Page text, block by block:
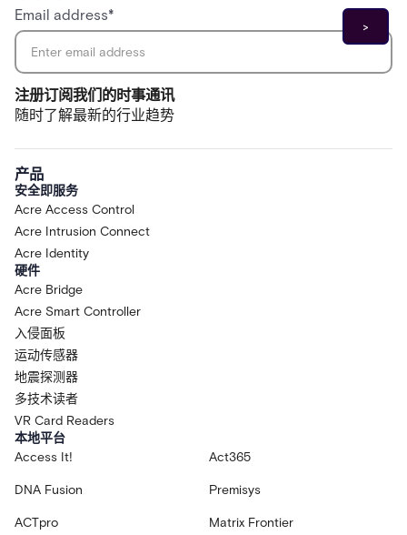
注册订阅我们的时事通讯
随时了解最新的行业趋势
Email address*
产品
安全即服务
Acre Access Control
Acre Intrusion Connect
Acre Identity
硬件
Acre Bridge
Acre Smart Controller
入侵面板
运动传感器
地震探测器
多技术读者
VR Card Readers
本地平台
Access It!
Act365
DNA Fusion Premisys
ACTpro Matrix Frontier